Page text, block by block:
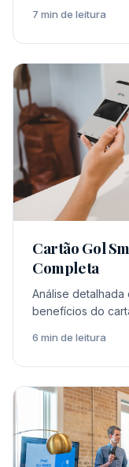
7 min de leitura
Cartão Gol
Completa
Análise
benefícios do
6 min de leitura